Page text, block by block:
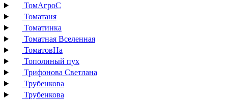
ТомАгроС
Томатаня
Томатинка
Томатная Вселенная
ТоматовНа
Тополиный пух
Трифонова Светлана
Трубенкова
Трубенкова